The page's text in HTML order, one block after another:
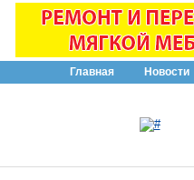
Главная Новости